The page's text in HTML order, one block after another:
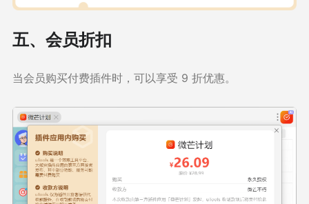
五、会员折扣
当会员购买付费插件时，可以享受 9 折优惠。